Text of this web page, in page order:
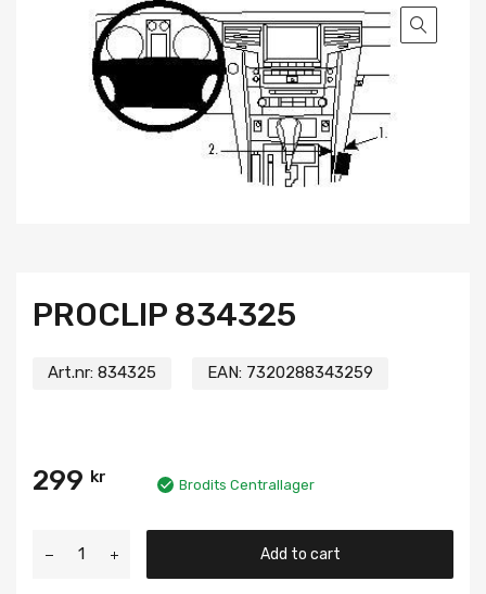
PROCLIP 834325
Art.nr: 834325 EAN: 7320288343259
299 kr Brodits Centrallager
Add to cart